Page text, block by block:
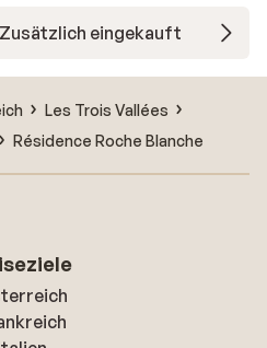
Zusätzlich eingekauft
Les Trois Vallées
Résidence Roche Blanche